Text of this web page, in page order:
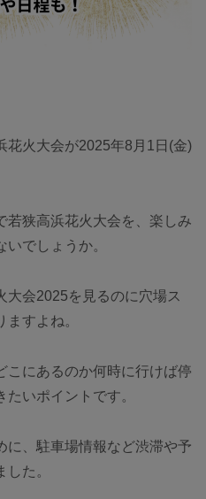
花火大会が2025年8月1日(金)
若狭高浜花火大会を、楽しみ
でしょうか。
大会2025を見るのに穴場ス
すよね。
こにあるのか何時に行けば停
いポイントです。
に、駐車場情報など渋滞や予
た。